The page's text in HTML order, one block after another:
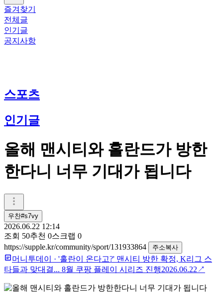
즐겨찾기
전체글
인기글
공지사항
스포츠
인기글
올해 맨시티와 홀란드가 방한
한다니 너무 기대가 됩니다
우찬#s7vy
2026.06.22 12:14
조회 50추천 0스크랩 0
https://supple.kr/community/sport/131933864
주소복사
머니투데이 · '홀란이 온다고?' 맨시티 방한 확정, K리그 스
타들과 맞대결... 8월 쿠팡 플레이 시리즈 진행2026.06.22 ↗